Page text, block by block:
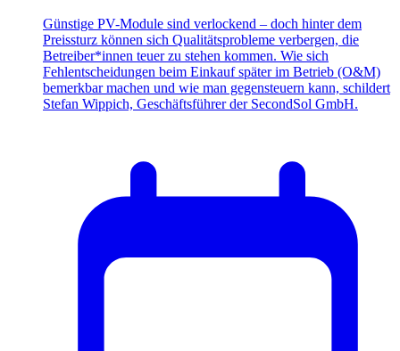
Günstige PV-Module sind verlockend – doch hinter dem
Preissturz können sich Qualitätsprobleme verbergen, die
Betreiber*innen teuer zu stehen kommen. Wie sich
Fehlentscheidungen beim Einkauf später im Betrieb (O&M)
bemerkbar machen und wie man gegensteuern kann, schildert
Stefan Wippich, Geschäftsführer der SecondSol GmbH.